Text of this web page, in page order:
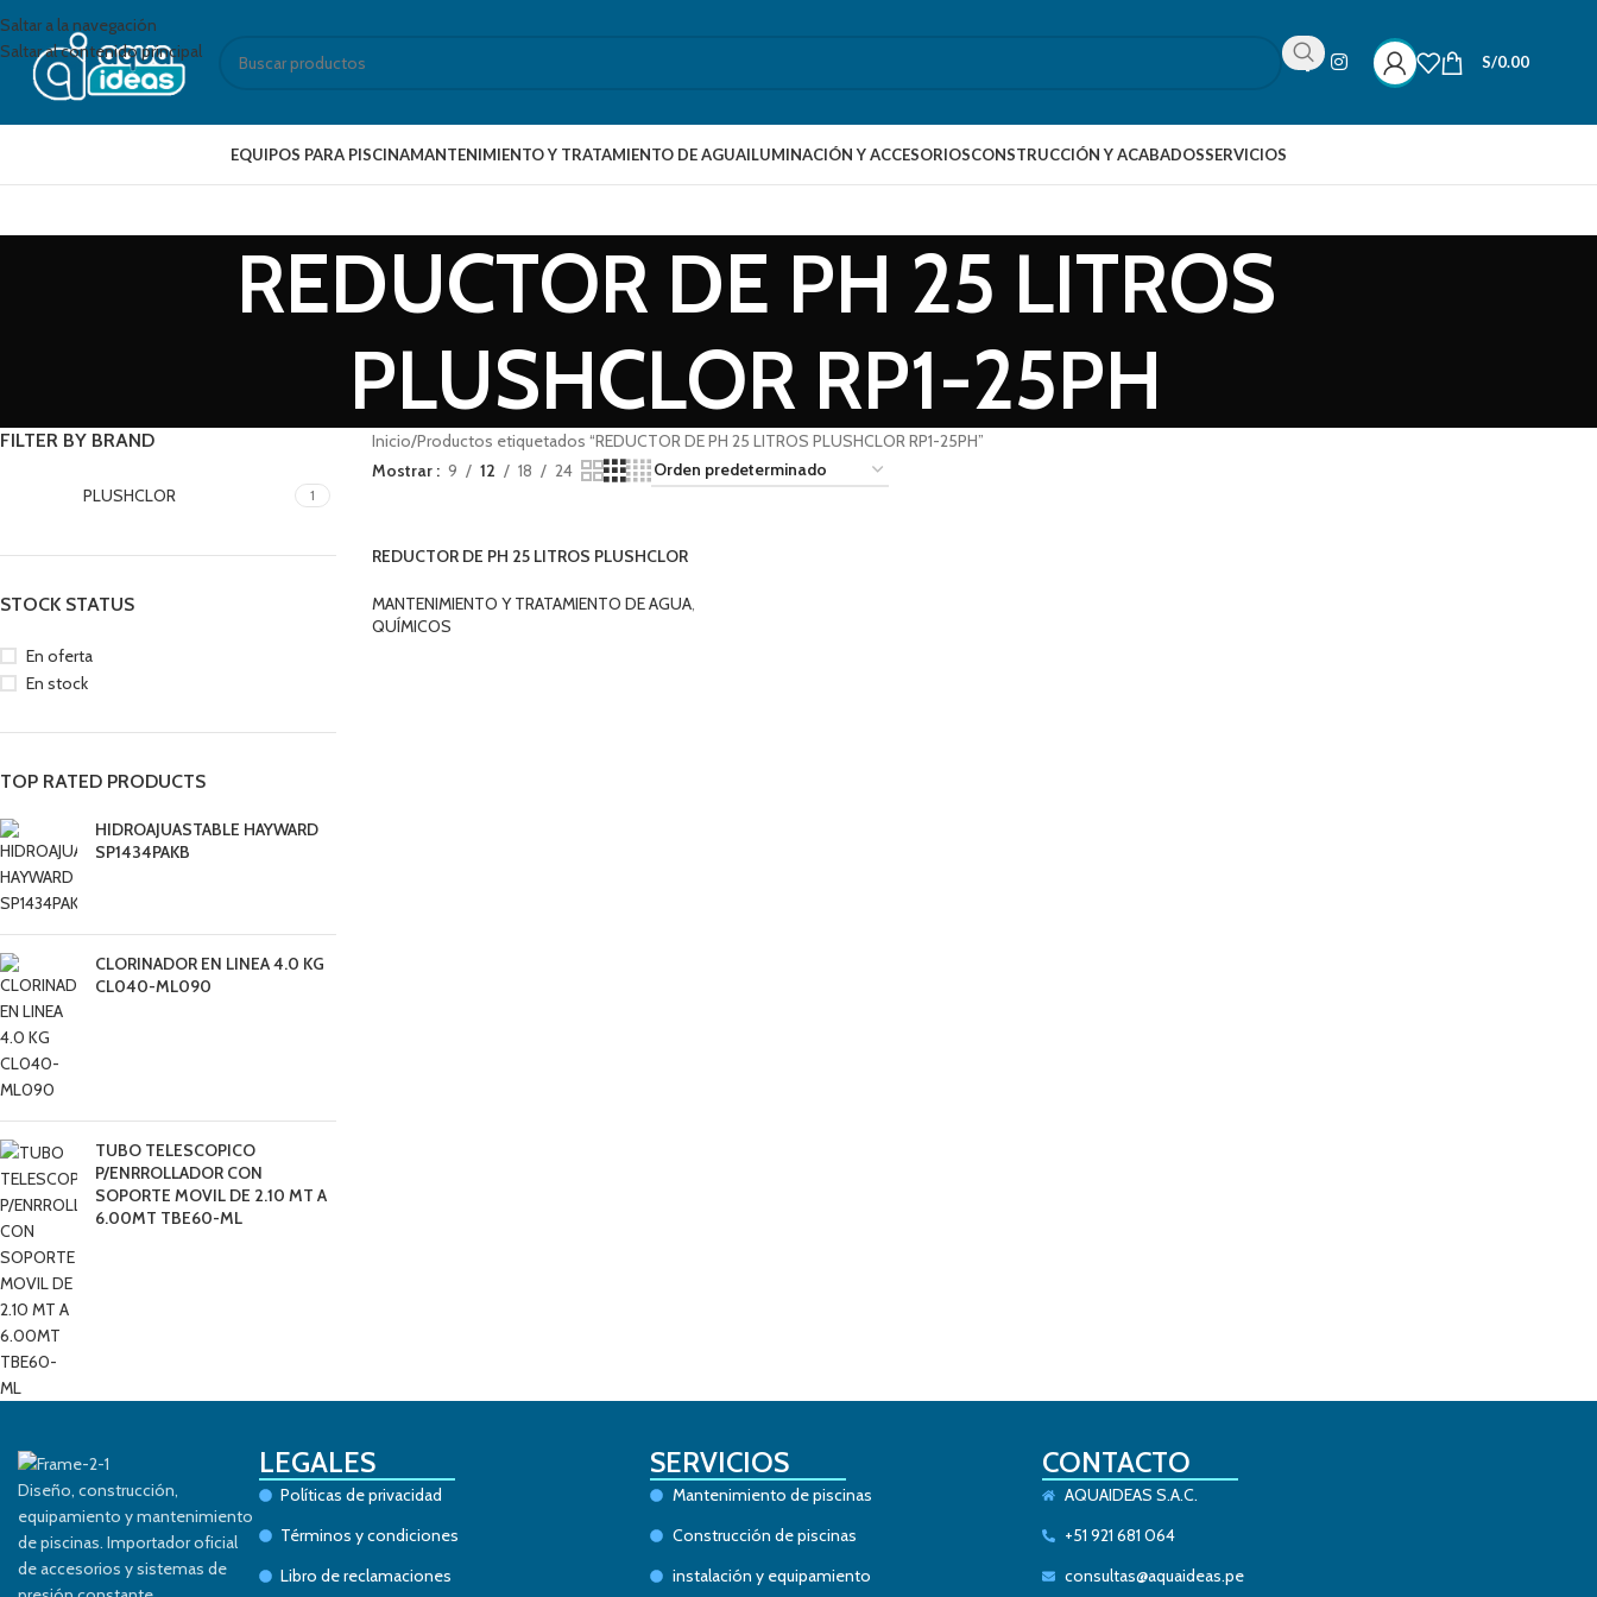
Saltar a la navegación
Saltar al contenido principal
S/0.00
EQUIPOS PARA PISCINAMANTENIMIENTO Y TRATAMIENTO DE AGUAILUMINACIÓN Y ACCESORIOSCONSTRUCCIÓN Y ACABADOSSERVICIOS
REDUCTOR DE PH 25 LITROS
PLUSHCLOR RP1-25PH
FILTER BY BRAND
PLUSHCLOR 1
STOCK STATUS
En oferta
En stock
TOP RATED PRODUCTS
HIDROAJUASTABLE HAYWARD
SP1434PAKB
CLORINADOR EN LINEA 4.0 KG
CL040-ML090
TUBO TELESCOPICO
P/ENRROLLADOR CON
SOPORTE MOVIL DE 2.10 MT A
6.00MT TBE60-ML
Inicio Productos etiquetados “REDUCTOR DE PH 25 LITROS PLUSHCLOR RP1-25PH”
Mostrar
9 12 18 24
REDUCTOR DE PH 25 LITROS PLUSHCLOR
MANTENIMIENTO Y TRATAMIENTO DE AGUA,
QUÍMICOS
Diseño, construcción,
equipamiento y mantenimiento
de piscinas. Importador oficial
de accesorios y sistemas de
LEGALES
Políticas de privacidad
Términos y condiciones
Libro de reclamaciones
SERVICIOS
Mantenimiento de piscinas
Construcción de piscinas
instalación y equipamiento
CONTACTO
AQUAIDEAS S.A.C.
+51 921 681 064
consultas@aquaideas.pe